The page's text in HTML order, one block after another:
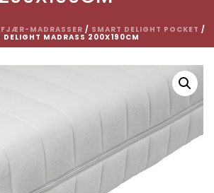
FJÆR-MADRASSER / SMART DELIGHT POCKET /
DELIGHT MADRASS 200X190CM